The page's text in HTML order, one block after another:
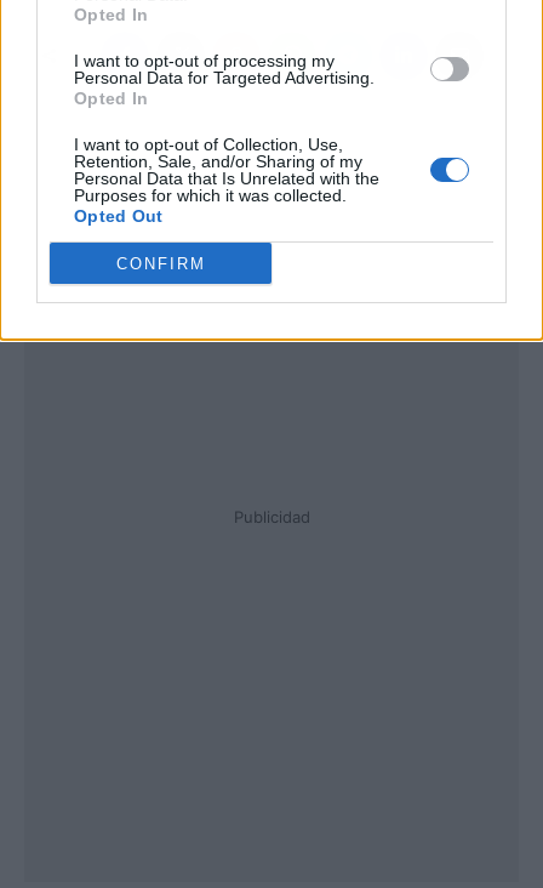
Opted In
I want to opt-out of processing my
Personal Data for Targeted Advertising.
Opted In
I want to opt-out of Collection, Use,
Retention, Sale, and/or Sharing of my
Personal Data that Is Unrelated with the
Purposes for which it was collected.
Opted Out
CONFIRM
Publicidad